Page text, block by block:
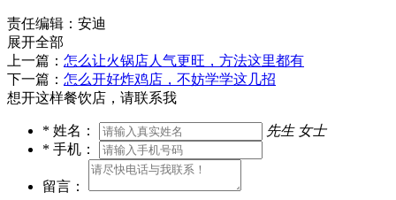
责任编辑：安迪
展开全部
上一篇： 怎么让火锅店人气更旺，方法这里都有
下一篇： 怎么开好炸鸡店，不妨学学这几招
想开这样餐饮店，请联系我
* 姓名： 先生 女士
* 手机：
留言：